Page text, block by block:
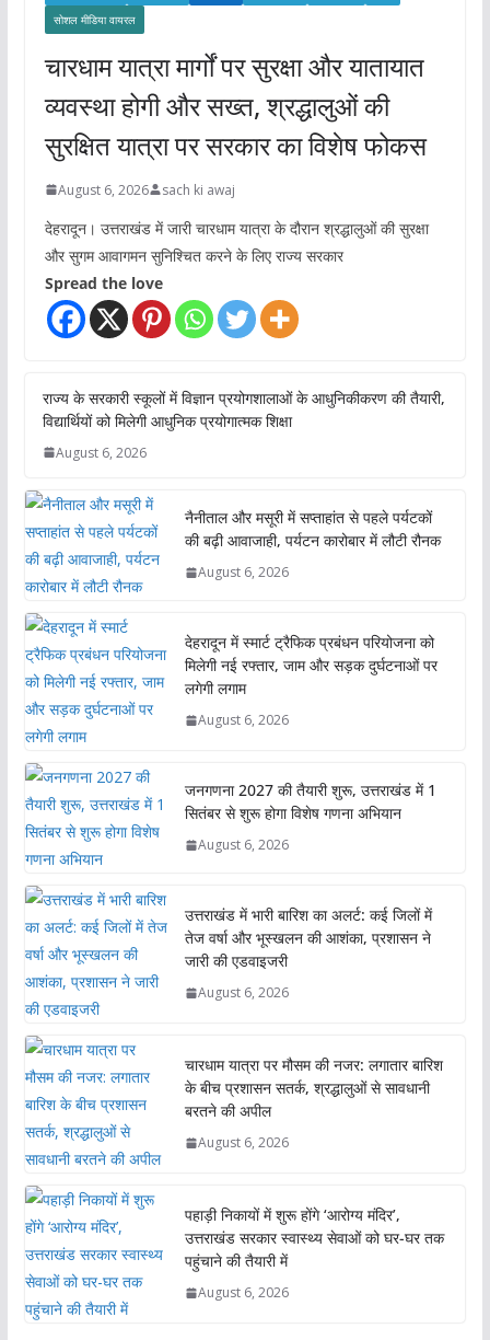
सोशल मीडिया वायरल
चारधाम यात्रा मार्गों पर सुरक्षा और यातायात
व्यवस्था होगी और सख्त, श्रद्धालुओं की
सुरक्षित यात्रा पर सरकार का विशेष फोकस
August 6, 2026 sach ki awaj
देहरादून। उत्तराखंड में जारी चारधाम यात्रा के दौरान श्रद्धालुओं की सुरक्षा
और सुगम आवागमन सुनिश्चित करने के लिए राज्य सरकार
Spread the love
राज्य के सरकारी स्कूलों में विज्ञान प्रयोगशालाओं के आधुनिकीकरण की तैयारी,
विद्यार्थियों को मिलेगी आधुनिक प्रयोगात्मक शिक्षा
August 6, 2026
नैनीताल और मसूरी में सप्ताहांत से पहले पर्यटकों
की बढ़ी आवाजाही, पर्यटन कारोबार में लौटी रौनक
August 6, 2026
देहरादून में स्मार्ट ट्रैफिक प्रबंधन परियोजना को
मिलेगी नई रफ्तार, जाम और सड़क दुर्घटनाओं पर
लगेगी लगाम
August 6, 2026
जनगणना 2027 की तैयारी शुरू, उत्तराखंड में 1
सितंबर से शुरू होगा विशेष गणना अभियान
August 6, 2026
उत्तराखंड में भारी बारिश का अलर्ट: कई जिलों में
तेज वर्षा और भूस्खलन की आशंका, प्रशासन ने
जारी की एडवाइजरी
August 6, 2026
चारधाम यात्रा पर मौसम की नजर: लगातार बारिश
के बीच प्रशासन सतर्क, श्रद्धालुओं से सावधानी
बरतने की अपील
August 6, 2026
पहाड़ी निकायों में शुरू होंगे ‘आरोग्य मंदिर’,
उत्तराखंड सरकार स्वास्थ्य सेवाओं को घर-घर तक
पहुंचाने की तैयारी में
August 6, 2026